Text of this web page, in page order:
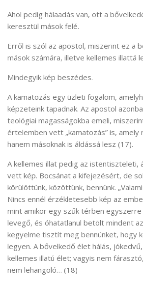
Ahol pedig hálaadás van, ott a
keresztül mások felé.
Erről is szól az apostol, miszerint ez a
mások számára, illetve kellemes illattá
Mindegyik kép beszédes.
A kamatozás egy üzleti fogalom,
képzeteink tapadnak. Az apostol
teológiai magasságokba emeli,
értelemben vett „kamatozás” is, amely
hanem másoknak is áldássá lesz (17).
A kellemes illat pedig az istentiszteleti,
vett kép. Bocsánat a kifejezésért, de
körülöttünk, közöttünk, bennünk.
Nincs ennél érzékletesebb kép az
mint amikor egy szűk térben egyszerre
levegő, és óhatatlanul betölt mindent
kegyelme tisztít meg bennünket, hogy
legyen. A bővelkedő élet hálás,
kellemes illatú élet; vagyis nem
nem lehangoló… (18)